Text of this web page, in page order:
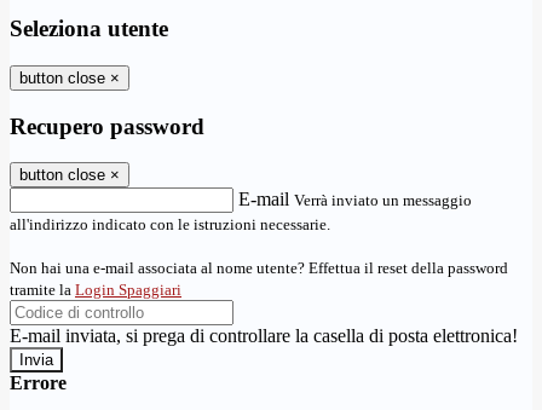
Seleziona utente
button close ×
Recupero password
button close ×
E-mail Verrà inviato un messaggio
all'indirizzo indicato con le istruzioni necessarie.
Non hai una e-mail associata al nome utente? Effettua il reset della password
tramite la Login Spaggiari
E-mail inviata, si prega di controllare la casella di posta elettronica!
Errore